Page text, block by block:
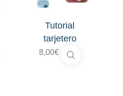
Tutorial
tarjetero
8,00€